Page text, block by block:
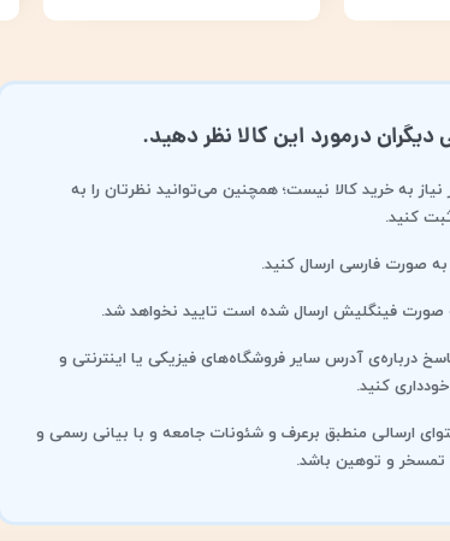
دیگران درمورد این کالا نظر دهید.
به خرید کالا نیست؛ همچنین می‌توانید نظرتان را به
کنید.
به صورت فارسی ارسال کنید.
صورت فینگلیش ارسال شده است تایید نخواهد شد.
درباره‌ی آدرس سایر فروشگاه‌های فیزیکی یا اینترنتی و
کنید.
ارسالی منطبق برعرف و شئونات جامعه و با بیانی رسمی و
تمسخر و توهین باشد.